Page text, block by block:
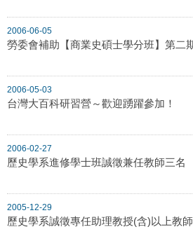
2006-06-05
勞委會補助【商業史碩士學分班】第二
2006-05-03
台灣大百科研習營～歡迎踴躍參加！
2006-02-27
歷史學系進修學士班誠徵兼任教師三名
2005-12-29
歷史學系誠徵專任助理教授(含)以上教